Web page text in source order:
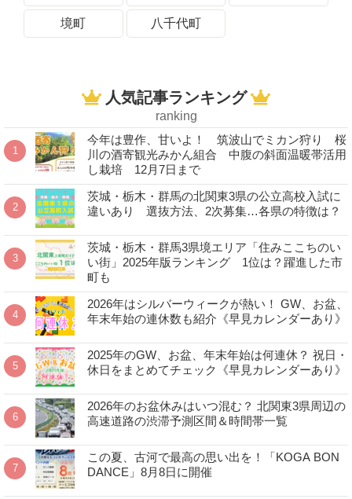
境町 八千代町
人気記事ランキング
ranking
今年は豊作、甘いよ！ 筑波山でミカン狩り 桜
川の酒寄観光みかん組合 中腹の斜面温暖帯活用
し栽培 12月7日まで
茨城・栃木・群馬の北関東3県の公立高校入試に
違いあり 選抜方法、2次募集…各県の特徴は？
茨城・栃木・群馬3県境エリア「住みここちのい
い街」2025年版ランキング 1位は？躍進した市
町も
2026年はシルバーウィークが熱い！ GW、お盆、
年末年始の連休数も紹介《早見カレンダーあり》
2025年のGW、お盆、年末年始は何連休？ 祝日・
休日をまとめてチェック《早見カレンダーあり》
2026年のお盆休みはいつ混む？ 北関東3県周辺の
高速道路の渋滞予測区間＆時間帯一覧
この夏、古河で最高の思い出を！「KOGA BON
DANCE」8月8日に開催